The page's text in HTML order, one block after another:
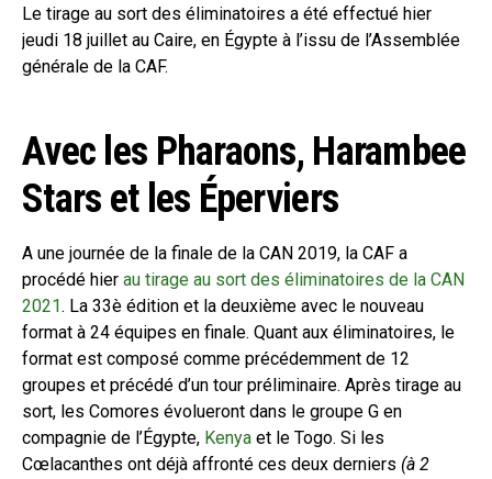
Le tirage au sort des éliminatoires a été effectué hier
jeudi 18 juillet au Caire, en Égypte à l’issu de l’Assemblée
générale de la CAF.
Avec les Pharaons, Harambee
Stars et les Éperviers
A une journée de la finale de la CAN 2019, la CAF a
procédé hier au tirage au sort des éliminatoires de la CAN
2021. La 33è édition et la deuxième avec le nouveau
format à 24 équipes en finale. Quant aux éliminatoires, le
format est composé comme précédemment de 12
groupes et précédé d’un tour préliminaire. Après tirage au
sort, les Comores évolueront dans le groupe G en
compagnie de l’Égypte, Kenya et le Togo. Si les
Cœlacanthes ont déjà affronté ces deux derniers (à 2